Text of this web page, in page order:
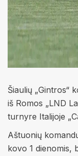
Šiaulių „Gintros“
iš Romos „LND
turnyre Italijoje
Aštuonių
kovo 1 dienomis,